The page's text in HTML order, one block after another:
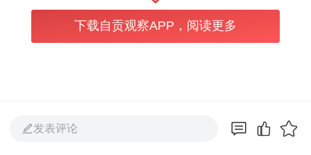
南迁徙，其中一部分会飞往孟加拉湾的滩涂、
澳大利亚西北部的滨海湿地、新西兰南部的沿
下载自贡观察APP，阅读更多
发表评论